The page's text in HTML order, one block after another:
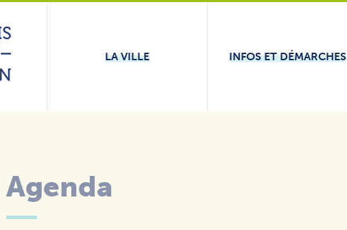
LA VILLE
INFOS ET DÉMARCHES
Agenda